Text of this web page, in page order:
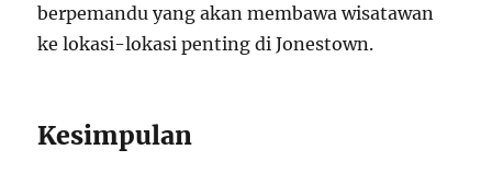
berpemandu yang akan membawa wisatawan
ke lokasi-lokasi penting di Jonestown.
Kesimpulan